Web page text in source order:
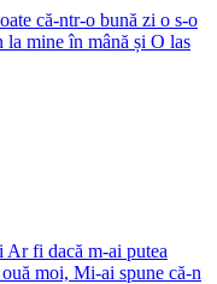
că-ntr-o bună zi o s-o
mine în mână și O las
Ar fi dacă m-ai putea
moi, Mi-ai spune că-n